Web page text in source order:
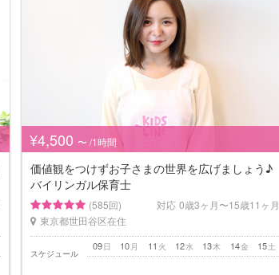
¥4,500 〜 /1時間
価値観をつけずお子さまの世界を広げましょう♪
バイリンガル保育士
(585回) 対応 0歳3ヶ月〜15歳11ヶ月
東京都世田谷区在住
スケジュール
日
09 月
10 火
11 水
12 木
13 金
14 土
15